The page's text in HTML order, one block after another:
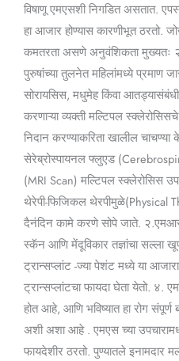
विषाणू एमएसशी निगडित असतात.
हा आजार होण्यास कारणीभूत ठरतो.
कमतरता असणे अनुवंशिकता मुख्यतः
पुरुषांच्या तुलनेत महिलांमध्ये प्रमाण
सोरायसिस, मधुमेह किंवा
करणाऱ्या व्यक्ती मल्टिपल
निदान करण्याकरिता खालील चाचण्या
सेरेब्रोस्पायनल फ्लुएड
(MRI Scan) मल्टिपल स्क्लेरोसिस
थेरेपी-फिजिकल थेरपीमुळे(Physical
दैनंदिन कामे करणे सोपे जाते.
स्कॅन आणि मेंदूविकार तज्ञांचा सल्ला
ट्रान्सप्लांट -ज्या पेशंट मध्ये या
ट्रान्सप्लांटचा फायदा घेता येतो. ४.
होत आहे, आणि भविष्यात हा रोग
अशी अशा आहे . एमएस च्या
फायदेशीर ठरतो. पुण्यातले इनामदार